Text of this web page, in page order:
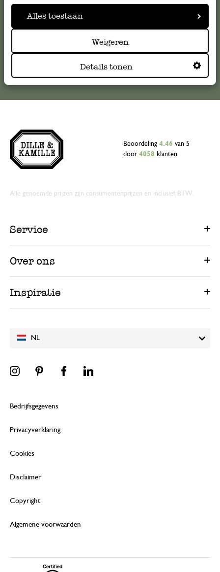
Alles toestaan
Weigeren
Details tonen
klantenservice@dille-kamille.com
NL
Beoordeling 4.46 van 5
door 4058 klanten
Alle genoemde prijzen zijn consumentenprijzen en inclusief BTW.
Service
Over ons
Inspiratie
Bedrijfsgegevens
Privacyverklaring
Cookies
Disclaimer
Copyright
Algemene voorwaarden